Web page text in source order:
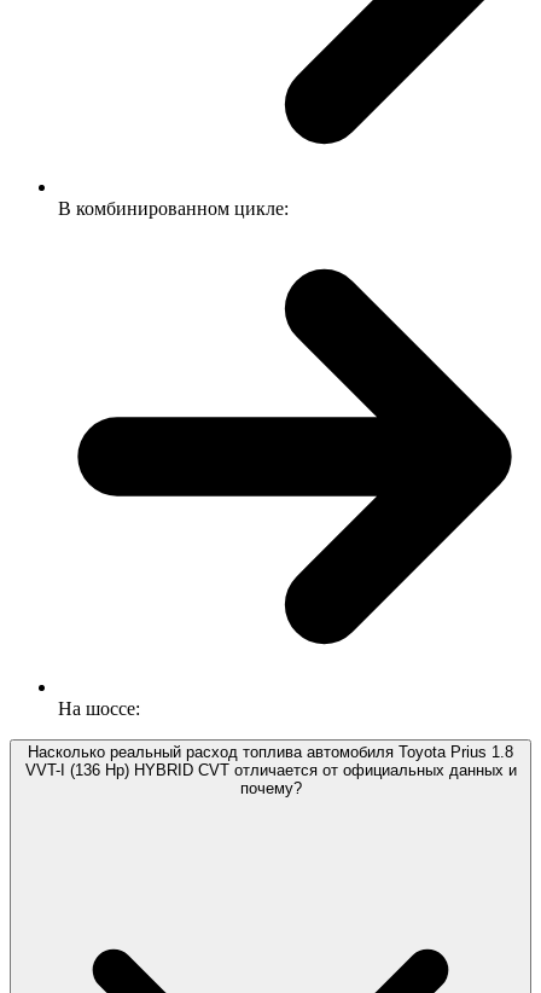
В комбинированном цикле:
На шоссе:
Насколько реальный расход топлива автомобиля Toyota Prius 1.8
VVT-I (136 Hp) HYBRID CVT отличается от официальных данных и
почему?